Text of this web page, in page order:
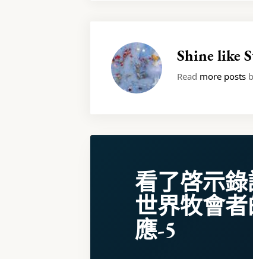
Shine like
Read more posts
看了啓示
世界牧會
應-5